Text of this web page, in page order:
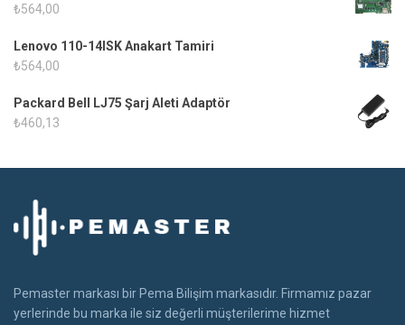
₺564,00
Lenovo 110-14ISK Anakart Tamiri
₺564,00
Packard Bell LJ75 Şarj Aleti Adaptör
₺460,13
Pemaster markası bir Pema Bilişim markasıdır. Firmamız pazar
yerlerinde bu marka ile siz değerli müşterilerime hizmet